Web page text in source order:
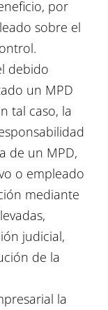
por
sobre el
debido
un MPD
tal caso, la
de un MPD,
o empleado
mediante
judicial,
de la
la